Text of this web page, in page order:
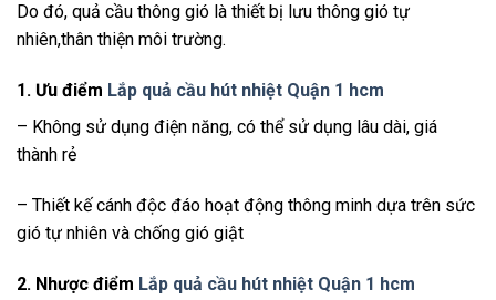
Do đó, quả cầu thông gió là thiết bị lưu thông gió tự
nhiên,thân thiện môi trường.
1. Ưu điểm Lắp quả cầu hút nhiệt Quận 1 hcm
– Không sử dụng điện năng, có thể sử dụng lâu dài, giá
thành rẻ
– Thiết kế cánh độc đáo hoạt động thông minh dựa trên sức
gió tự nhiên và chống gió giật
2. Nhược điểm Lắp quả cầu hút nhiệt Quận 1 hcm